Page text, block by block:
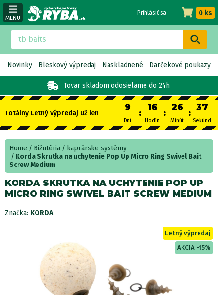
MENU
Tovar skladom odosielame do 24h
Prihlásiť sa 0 ks
Novinky Bleskový výpredaj Naskladnené Darčekové poukazy
Totálny Letný výpredaj už len
9
Dní
:
16
Hodín
:
26
Minút
:
36
Sekúnd
Home Bižutéria
kaprárske systémy
Korda Skrutka na uchytenie Pop Up Micro Ring Swivel Bait
Screw Medium
KORDA SKRUTKA NA UCHYTENIE POP UP
MICRO RING SWIVEL BAIT SCREW MEDIUM
Značka: KORDA
Letný výpredaj
AKCIA -15%